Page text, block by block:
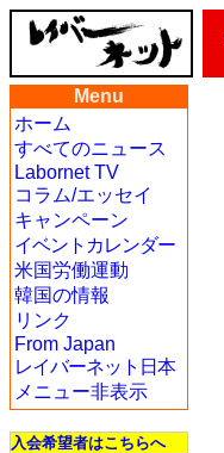
Menu
ホーム
すべてのニュース
Labornet TV
コラム/エッセイ
キャンペーン
イベントカレンダー
米国労働運動
韓国の情報
リンク
From Japan
レイバーネット日本
メニュー非表示
入会希望者はこちらへ